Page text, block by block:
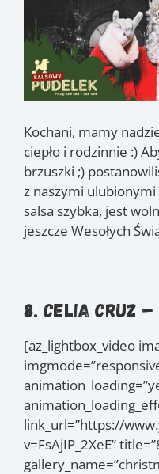
Kochani, mamy
ciepło i rodzinnie :)
brzuszki ;)
z naszymi
salsa szybka, jest
jeszcze Wesołych
8. Celia Cruz
[az_lightbox_video
link_url=”https://
v=FsAjIP_2XeE”